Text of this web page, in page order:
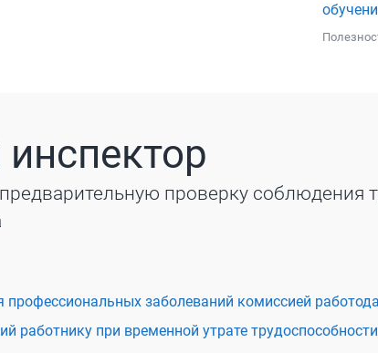
проверку соблюдения
заболеваний комиссией
работнику при временной утрате